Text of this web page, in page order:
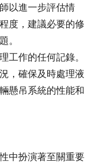
以進一步評估情
度，建議必要的修
。
工作的任何記錄。
，確保及時處理液
懸吊系統的性能和
中扮演著至關重要